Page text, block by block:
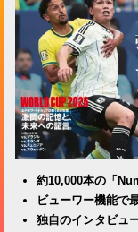
約10,000本の「
ビューワー機能で
独自のインタビュ